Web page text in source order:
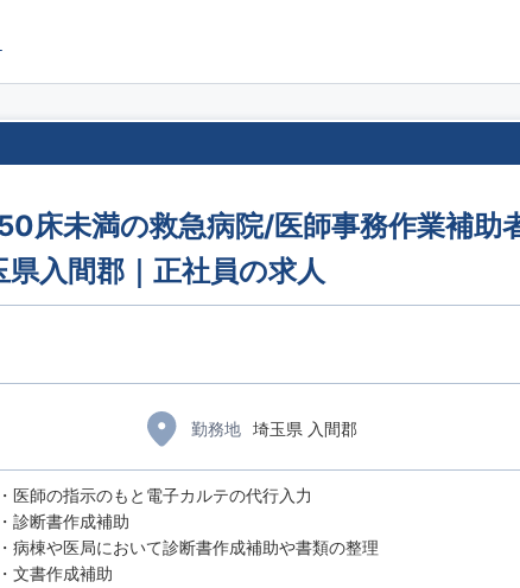
床未満の救急病院/医師事務作業補助
入間郡｜正社員の求人
勤務地 埼玉県 入間郡
・医師の指示のもと電子カルテの代行入力
・診断書作成補助
・病棟や医局において診断書作成補助や書類の整理
・文書作成補助